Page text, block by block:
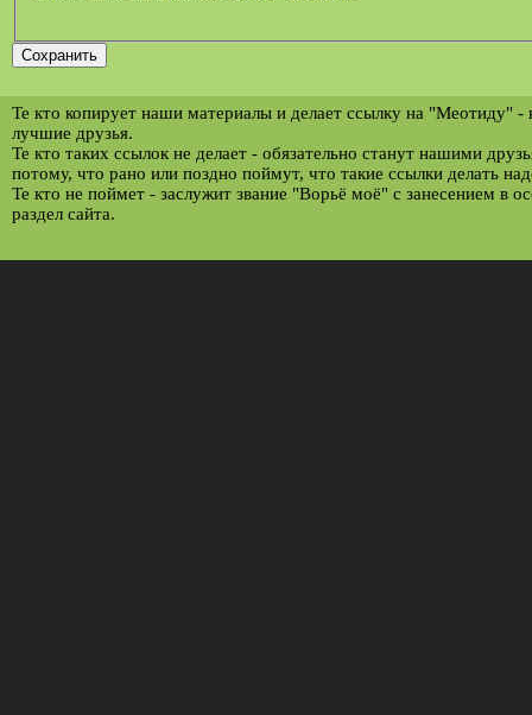
Те кто копирует наши материалы и делает ссылку на "Меотиду" -
лучшие друзья.
Те кто таких ссылок не делает - обязательно станут нашими
потому, что рано или поздно поймут, что такие ссылки делать
Те кто не поймет - заслужит звание "Ворьё моё" с занесением в
раздел сайта.